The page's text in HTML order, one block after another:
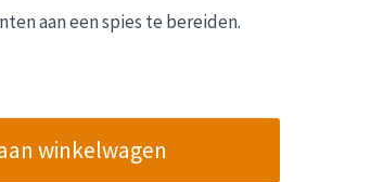
aan een spies te bereiden.
winkelwagen